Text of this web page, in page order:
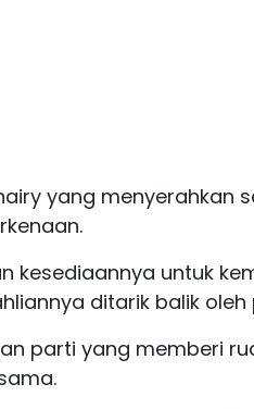
yang menyerahkan
kesediaannya untuk
ditarik balik oleh
parti yang memberi